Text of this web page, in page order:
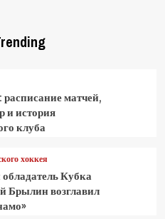
матчей,
и история
клуба
хоккея
Кубка
Брылин возглавил